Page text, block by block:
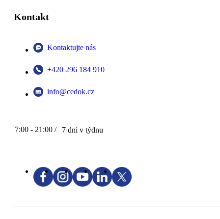
Kontakt
Kontaktujte nás
+420 296 184 910
info@cedok.cz
7:00 - 21:00 / 7 dní v týdnu